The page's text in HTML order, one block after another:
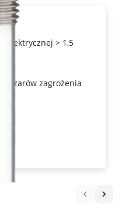
> 1,5
zagrożenia